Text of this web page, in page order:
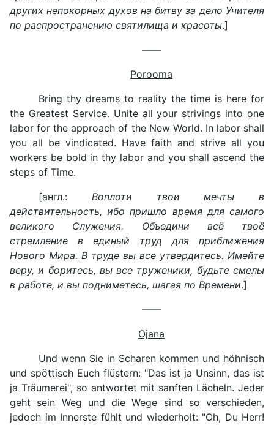
других непокорных духов на битву за дело Учителя
по распространению святилища и красоты.]
——
Porooma
Bring thy dreams to reality the time is here for
the Greatest Service. Unite all your strivings into one
labor for the approach of the New World. In labor shall
you all be vindicated. Have faith and strive all you
workers be bold in thy labor and you shall ascend the
steps of Time.
[англ.: Воплоти твои мечты в
действительность, ибо пришло время для самого
великого Служения. Объедини всё твоё
стремление в единый труд для приближения
Нового Мира. В труде вы все утвердитесь. Имейте
веру, и боритесь, вы все труженики, будьте смелы
в работе, и вы подниметесь, шагая по Времени.]
——
Ojana
Und wenn Sie in Scharen kommen und höhnisch
und spöttisch Euch flüstern: "Das ist ja Unsinn, das ist
ja Träumerei", so antwortet mit sanften Lächeln. Jeder
geht sein Weg und die Wege sind so verschieden,
jedoch im Innerste fühlt und wiederholt: "Oh, Du Herr!